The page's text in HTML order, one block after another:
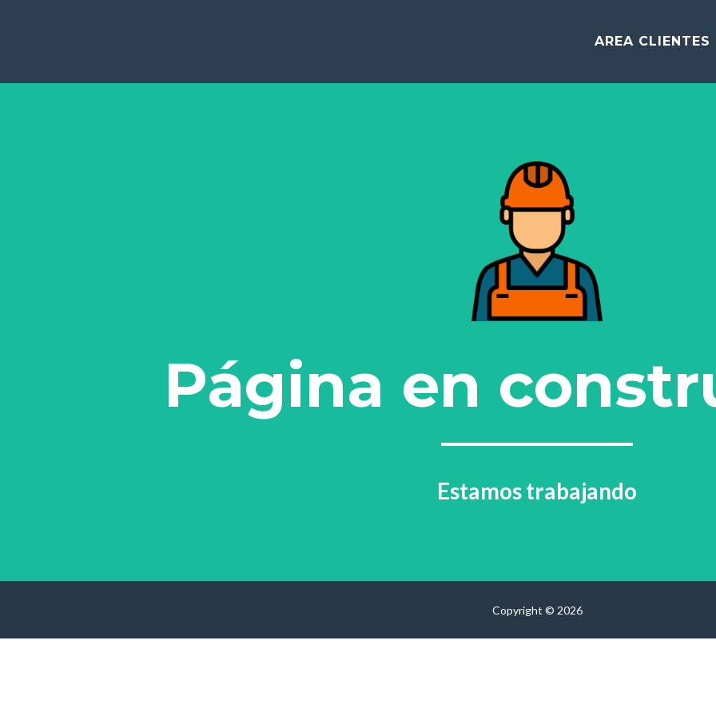
AREA CLIENTES
Página en
Estamos trabajando
Copyright © 2026